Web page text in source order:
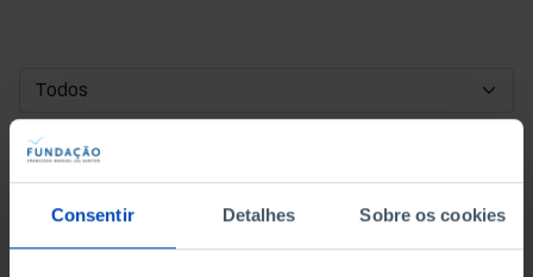
Consentir Detalhes Sobre os cookies
DATA DE INÍCIO
DATA DE FIM